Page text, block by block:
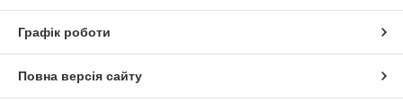
Графік роботи
Повна версія сайту